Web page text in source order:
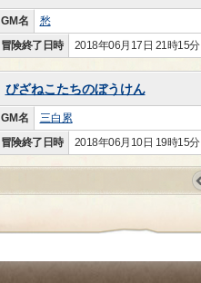
GM名 愁
冒険終了日時
2018年06月17日 21時15分
ぴざねこたちのぼうけん
GM名 三白累
冒険終了日時
2018年06月10日 19時15分